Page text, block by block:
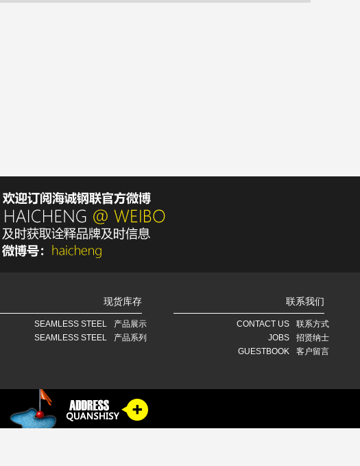
现货库存
SEAMLESS STEEL
产品展示
SEAMLESS STEEL
产品系列
联系我们
CONTACT US
联系方式
JOBS
招贤纳士
GUESTBOOK
客户留言